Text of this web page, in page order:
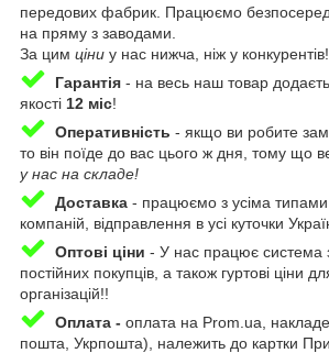
передових фабрик. Працюємо
на пряму з заводами.
За цим ціни у нас нижча, ніж у конкурентів!
Гарантія - на весь наш товар
якості 12 міс!
Оперативність - якщо ви робите
то він поїде до вас цього ж дня, тому що
у нас на складе!
Доставка - працюємо з усіма
компаній, відправлення в усі куточки
Оптові ціни - У нас працює система
постійних покупців, а також гуртові ціни
організацій!!
Оплата - оплата на Prom.ua,
пошта, Укрпошта), належить до картки